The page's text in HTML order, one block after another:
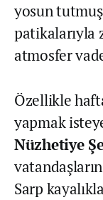
yosun
patikalarıyla
atmosfer
Özellikle
yapmak
Nüzhetiye
Sarp